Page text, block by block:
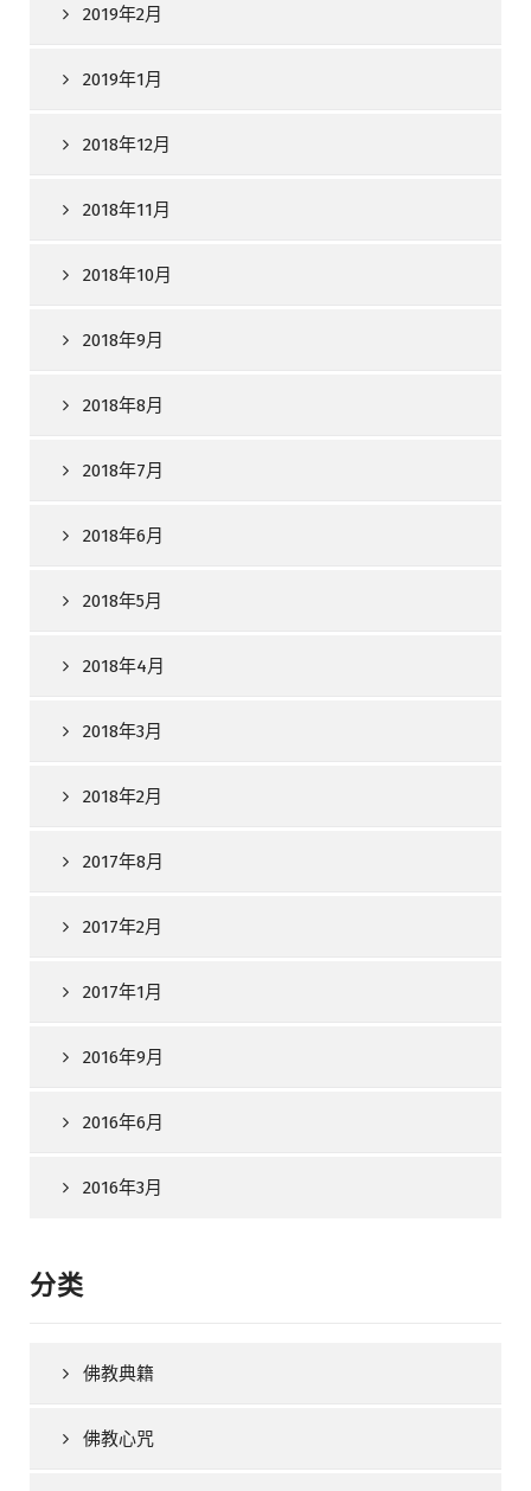
2019年2月
2019年1月
2018年12月
2018年11月
2018年10月
2018年9月
2018年8月
2018年7月
2018年6月
2018年5月
2018年4月
2018年3月
2018年2月
2017年8月
2017年2月
2017年1月
2016年9月
2016年6月
2016年3月
分类
佛教典籍
佛教心咒